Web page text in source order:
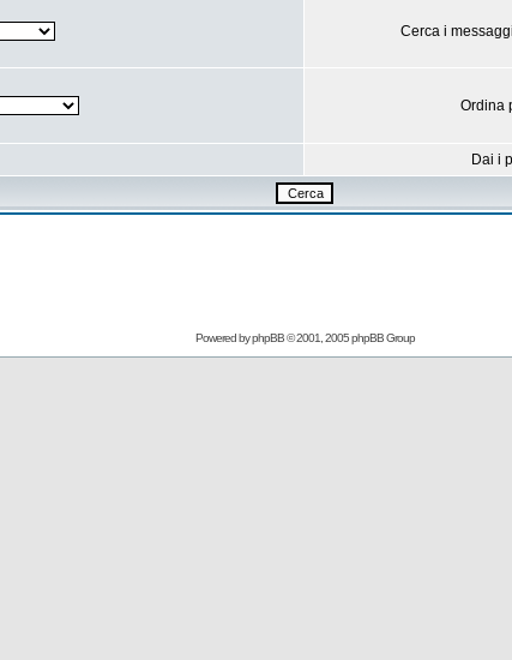
Cerca i
Ordina
Dai i
Powered byphpBB© 2001, 2005 phpBB Group